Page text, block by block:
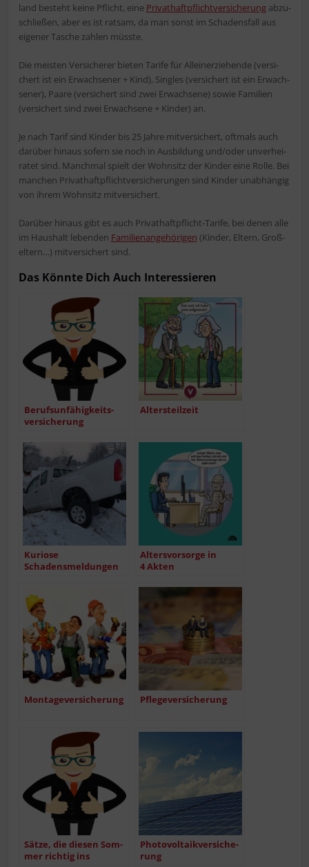
land besteht kei­ne Pflicht, eine Pri­vat­haft­pflicht­ver­si­che­rungabzu­
schlie­ßen, aber es ist rat­sam, da man sonst im Scha­dens­fall aus
eige­ner Tasche zah­len müsste.
Die meis­ten Ver­si­che­rer bie­ten Tari­fe für Allein­er­zie­hen­de (ver­si­
chert ist ein Erwach­se­ner + Kind), Sin­gles (ver­si­chert ist ein Erwach­
se­ner), Paa­re (ver­si­chert sind zwei Erwach­se­ne) sowie Fami­li­en
(ver­si­chert sind zwei Erwach­se­ne + Kin­der) an.
Je nach Tarif sind Kin­der bis 25 Jah­re mit­ver­si­chert, oft­mals auch
dar­über hin­aus sofern sie noch in Aus­bil­dung und/oder unver­hei­
ra­tet sind. Manch­mal spielt der Wohn­sitz der Kin­der eine Rol­le. Bei
man­chen Pri­vat­haft­pflicht­ver­si­che­run­gen sind Kin­der unab­hän­gig
von ihrem Wohn­sitz mitversichert.
Dar­über hin­aus gibt es auch Pri­vat­haft­pflicht-Tari­fe, bei denen alle
im Haus­halt leben­den Fami­li­en­an­ge­hö­ri­gen (Kin­der, Eltern, Groß­
el­tern…) mit­ver­si­chert sind.
Das Könn­te Dich Auch Interessieren
Berufs­un­fä­hig­keits­
ver­si­che­rung
Alters­teil­zeit
Kurio­se
Schadensmeldungen
Alters­vor­sor­ge in
4 Akten
Mon­ta­ge­ver­si­che­rung Pfle­ge­ver­si­che­rung
Sät­ze, die die­sen Som­
mer rich­tig ins
Pho­to­vol­ta­ik­ver­si­che­
rung